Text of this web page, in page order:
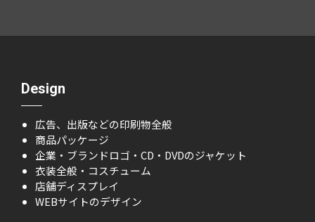
Design
広告、出版などの印刷物全般
商品パッケージ
企業・ブランドロゴ・CD・DVDのジャケット
衣装全般・コスチューム
店舗ディスプレイ
WEBサイトのデザイン